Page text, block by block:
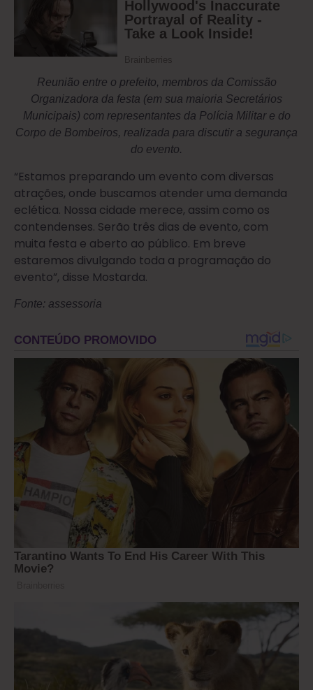
Reunião entre o prefeito, membros da Comissão
Organizadora da festa (em sua maioria Secretários
Municipais) com representantes da Polícia Militar e do
Corpo de Bombeiros, realizada para discutir a segurança
do evento.
“Estamos preparando um evento com diversas
atrações, onde buscamos atender uma demanda
eclética. Nossa cidade merece, assim como os
contendenses. Serão três dias de evento, com
muita festa e aberto ao público. Em breve
estaremos divulgando toda a programação do
evento”, disse Mostarda.
Fonte: assessoria